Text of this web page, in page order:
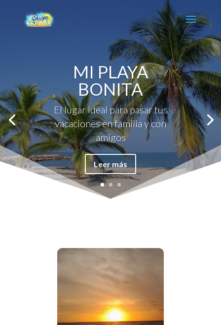
MI PLAYA
BONITA
El lugar ideal para pasar tus
vacaciones en familia y con
amigos
Leer más